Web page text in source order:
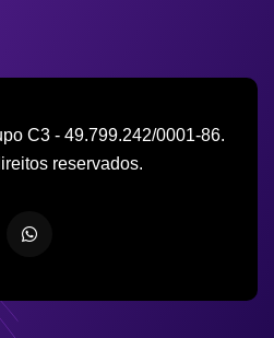
C3 - 49.799.242/0001-86.
reservados.